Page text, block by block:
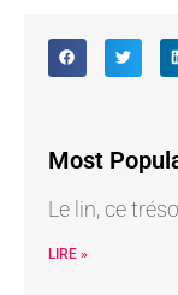
Most
Le lin, ce
LIRE »